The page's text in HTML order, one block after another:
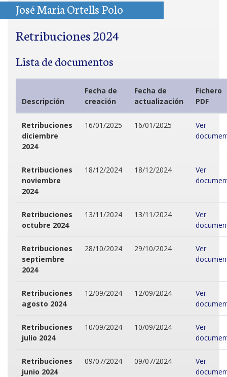
José María Ortells Polo
Retribuciones 2024
Lista de documentos
Descripción
Fecha de
creación
Fecha de
actualización
Fichero
PDF
Retribuciones
diciembre
2024
16/01/2025 16/01/2025
Ver
Retribuciones
noviembre
2024
18/12/2024 18/12/2024
Ver
Retribuciones
octubre 2024
13/11/2024 13/11/2024
Ver
Retribuciones
septiembre
2024
28/10/2024 29/10/2024
Ver
Retribuciones
agosto 2024
12/09/2024 12/09/2024
Ver
Retribuciones
julio 2024
10/09/2024 10/09/2024
Ver
Retribuciones
junio 2024
09/07/2024 09/07/2024
Ver